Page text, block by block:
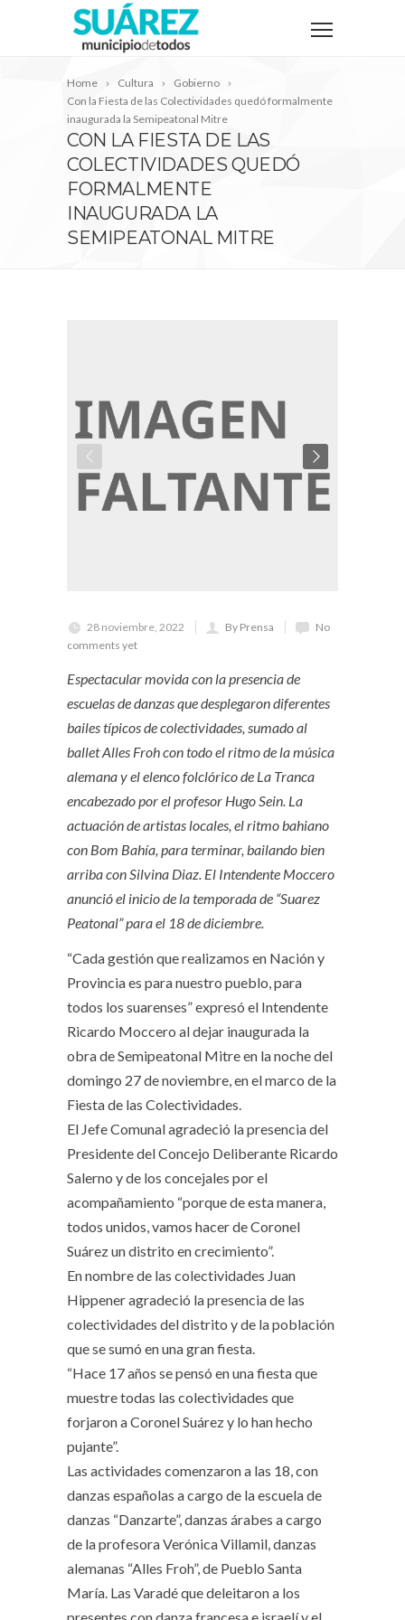
Home Cultura
Gobierno
Con la Fiesta de las Colectividades quedó formalmente
inaugurada la Semipeatonal Mitre
CON LA FIESTA DE LAS
COLECTIVIDADES QUEDÓ
FORMALMENTE
INAUGURADA LA
SEMIPEATONAL MITRE
28 noviembre, 2022 By Prensa
No
comments yet
Espectacular movida con la presencia de
escuelas de danzas que desplegaron diferentes
bailes típicos de colectividades, sumado al
ballet Alles Froh con todo el ritmo de la música
alemana y el elenco folclórico de La Tranca
encabezado por el profesor Hugo Sein. La
actuación de artistas locales, el ritmo bahiano
con Bom Bahía, para terminar, bailando bien
arriba con Silvina Diaz. El Intendente Moccero
anunció el inicio de la temporada de “Suarez
Peatonal” para el 18 de diciembre.
“Cada gestión que realizamos en Nación y
Provincia es para nuestro pueblo, para
todos los suarenses” expresó el Intendente
Ricardo Moccero al dejar inaugurada la
obra de Semipeatonal Mitre en la noche del
domingo 27 de noviembre, en el marco de la
Fiesta de las Colectividades.
El Jefe Comunal agradeció la presencia del
Presidente del Concejo Deliberante Ricardo
Salerno y de los concejales por el
acompañamiento “porque de esta manera,
todos unidos, vamos hacer de Coronel
Suárez un distrito en crecimiento”.
En nombre de las colectividades Juan
Hippener agradeció la presencia de las
colectividades del distrito y de la población
que se sumó en una gran fiesta.
“Hace 17 años se pensó en una fiesta que
muestre todas las colectividades que
forjaron a Coronel Suárez y lo han hecho
pujante”.
Las actividades comenzaron a las 18, con
danzas españolas a cargo de la escuela de
danzas “Danzarte”, danzas árabes a cargo
de la profesora Verónica Villamil, danzas
alemanas “Alles Froh”, de Pueblo Santa
María. Las Varadé que deleitaron a los